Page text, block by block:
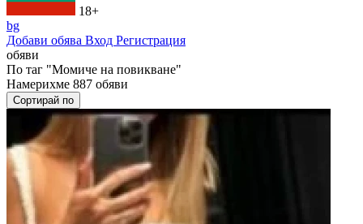
18+
bg
Добави обява Вход Регистрация
обяви
По таг "Момиче на повикване"
Намерихме 887 обяви
Сортирай по